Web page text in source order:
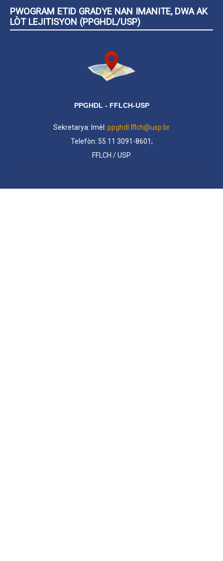
PWOGRAM ETID GRADYE NAN IMANITE, DWA AK
LÒT LEJITISYON (PPGHDL/USP)
PPGHDL - FFLCH-USP
Sekretarya: Imèl: ppghdl.fflch@usp.br
Telefòn: 55 11 3091-8601;
FFLCH / USP